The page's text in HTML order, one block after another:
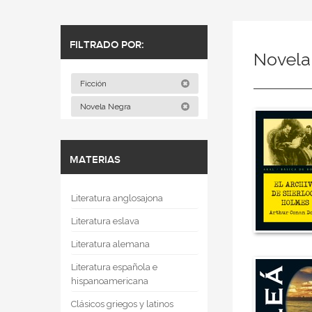
FILTRADO POR:
Ficción
Novela Negra
MATERIAS
Literatura anglosajona
Literatura eslava
Literatura alemana
Literatura española e
hispanoamericana
Clásicos griegos y latinos